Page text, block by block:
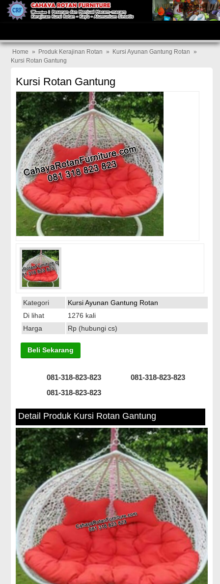
Home » Produk Kerajinan Rotan » Kursi Ayunan Gantung Rotan »
Kursi Rotan Gantung
Kursi Rotan Gantung
Kategori
Kursi Ayunan Gantung Rotan
Di lihat
1276 kali
Harga
Rp (hubungi cs)
Beli Sekarang
081-318-823-823
081-318-823-823
081-318-823-823
Detail Produk Kursi Rotan Gantung